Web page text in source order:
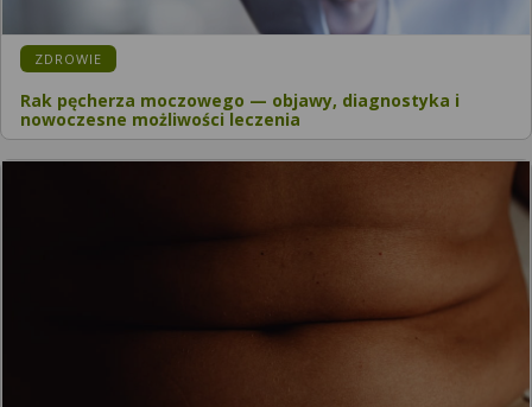
ZDROWIE
Rak pęcherza moczowego — objawy, diagnostyka i
nowoczesne możliwości leczenia